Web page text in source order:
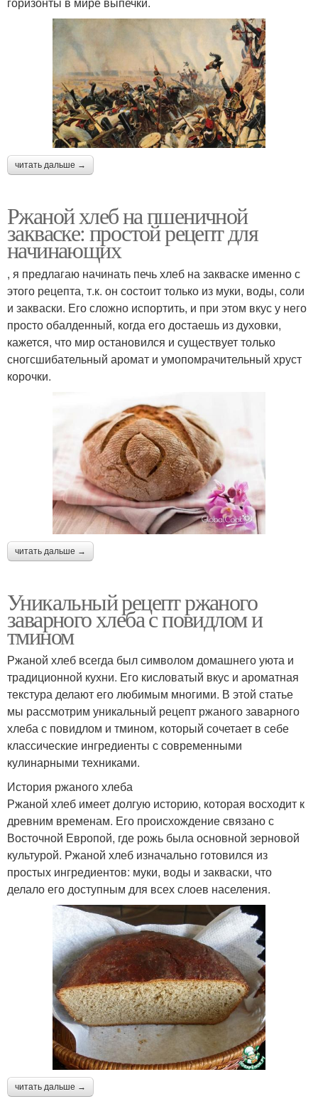
читать дальше →
Ржаной хлеб на пшеничной
закваске: простой рецепт для
начинающих
, я предлагаю начинать печь хлеб на закваске именно с
этого рецепта, т.к. он состоит только из муки, воды, соли
и закваски. Его сложно испортить, и при этом вкус у него
просто обалденный, когда его достаешь из духовки,
кажется, что мир остановился и существует только
сногсшибательный аромат и умопомрачительный хруст
корочки.
читать дальше →
Уникальный рецепт ржаного
заварного хлеба с повидлом и
тмином
Ржаной хлеб всегда был символом домашнего уюта и
традиционной кухни. Его кисловатый вкус и ароматная
текстура делают его любимым многими. В этой статье
мы рассмотрим уникальный рецепт ржаного заварного
хлеба с повидлом и тмином, который сочетает в себе
классические ингредиенты с современными
кулинарными техниками.
История ржаного хлеба
Ржаной хлеб имеет долгую историю, которая восходит к
древним временам. Его происхождение связано с
Восточной Европой, где рожь была основной зерновой
культурой. Ржаной хлеб изначально готовился из
простых ингредиентов: муки, воды и закваски, что
делало его доступным для всех слоев населения.
читать дальше →